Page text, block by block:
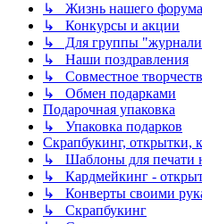
↳ Жизнь нашего форума
↳ Конкурсы и акции
↳ Для группы
↳ Наши поздравления
↳ Совместное
↳ Обмен подарками
Подарочная упаковка
↳ Упаковка подарков
Скрапбукинг, открытки,
↳ Шаблоны для печати
↳ Кардмейкинг -
↳ Конверты своими
↳ Скрапбукинг